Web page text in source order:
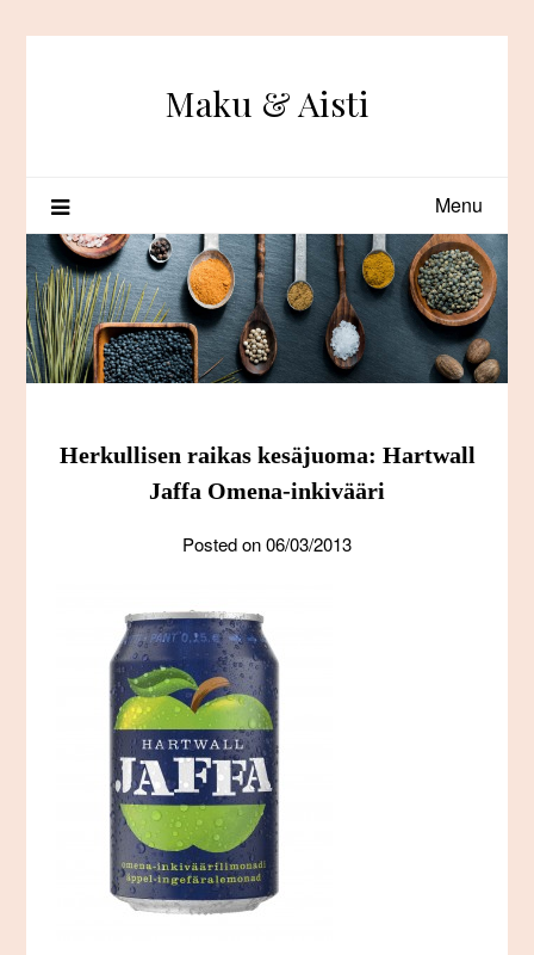
Maku & Aisti
Menu
Herkullisen raikas kesäjuoma: Hartwall
Jaffa Omena-inkivääri
Posted on06/03/2013